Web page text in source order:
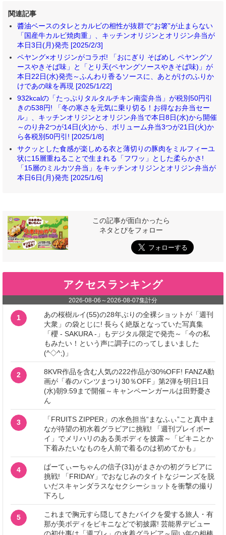
関連記事
醬油ベースのタレとカルビの相性が抜群で“お箸”が止まらない
「国産牛カルビ焼肉重」、キッチンオリジンとオリジン弁当が
本日3日(月)発売 [2025/2/3]
ペヤング×オリジンがコラボ! 「おにぎり そばめし ペヤングソ
ースやきそば味」と「とり天(ペヤングソースやきそば味)」が
本日22日(水)発売～ふんわり香るソースに、あとがけのふりか
けであの味を再現 [2025/1/22]
932kcalの「たっぷりタルタルチキン南蛮弁当」が税別50円引
きの538円! 「冬の寒さを元気に乗り切る！お得なお弁当セー
ル」、キッチンオリジンとオリジン弁当で本日8日(水)から開催
～のり弁2つが14日(火)から、ボリューム弁当3つが21日(火)か
ら各税別50円引! [2025/1/8]
サクッとした食感が楽しめる衣と薄切りの豚肉をミルフィーユ
状に15層重ねることで生まれる「フワッ」とした柔らかさ!
「15層のミルカツ弁当」をキッチンオリジンとオリジン弁当が
本日6日(月)発売 [2025/1/6]
この記事が面白かったら
ネタとぴをフォロー
アクセスランキング
2026-08-06 ～ 2026-08-07集計分
1
あの桜樹ルイ(55)の28年ぶりの全裸ショットが「週刊
大衆」の袋とじに! 長らく絶版となっていた写真集
「櫻 - SAKURA -」もデジタル限定で発売～「今の私
もみたい！という声に調子にのってしまいました
(^◇^;)」
2
8KVR作品を含む人気の222作品が30%OFF! FANZA動
画が「春のパンツまつり30％OFF」第2弾を明日1日
(水)朝9:59まで開催～キャンペーンガールは田野憂さ
ん
3
「FRUITS ZIPPER」の水色担当“まなふぃ”こと真中ま
なが待望の初水着グラビアに挑戦! 「週刊プレイボー
イ」でメリハリのある美ボディを披露～「ビキニとか
下着みたいなものを人前で着るのは初めてかも」
4
ぱーてぃーちゃんの信子(31)がまさかの初グラビアに
挑戦! 「FRIDAY」でおなじみのタイトなジーンズを脱
いだスキャンダラスなセクシーショットを衝撃の撮り
下ろし
5
これまで胸元すら隠してきたバイクを愛する旅人・有
那が美ボディをビキニなどで初披露! 芸能界デビュー
の初仕事は「週プレ」の水着グラビア～同い年の相棒